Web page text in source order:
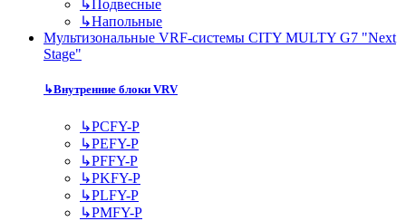
↳Подвесные
↳Напольные
Мультизональные VRF-системы CITY MULTY G7 "Next
Stage"
↳Внутренние блоки VRV
↳PCFY-P
↳PEFY-P
↳PFFY-P
↳PKFY-P
↳PLFY-P
↳PMFY-P